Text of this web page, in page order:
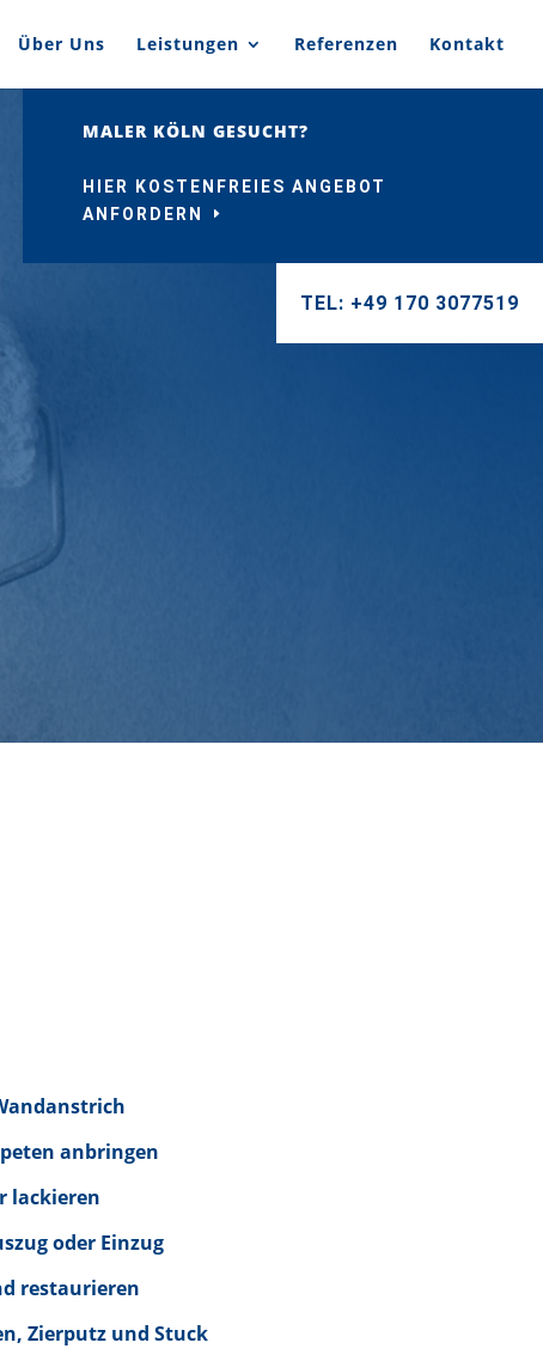
Über Uns Leistungen Referenzen Kontakt
MALER KÖLN GESUCHT?
HIER KOSTENFREIES ANGEBOT
ANFORDERN
TEL: +49 170 3077519
anbringen
lackieren
oder Einzug
restaurieren
Zierputz und Stuck